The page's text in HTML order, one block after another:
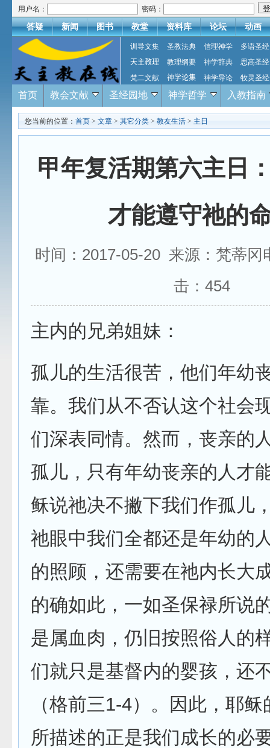
用户名： 密码：
答疑 新闻 图书 教堂 资料库 论坛 动画
训导文集 圣教法典 信理神学
多语圣经
天主教理
教理纲要 神学辞典
思高圣经
梵二文献
神学论集 神学导论 牧灵圣经
首页 教会文献 圣经园地 神学哲学 入教指南
您当前的位置： 首页 > 文章 > 其它分类 > 教友生活 > 主日
甲年复活期第六主日
才能遵守祂的
时间：2017-05-20 来源：梵蒂
击： 454
主内的兄弟姐妹：
孤儿的生活很苦，他们年幼
靠。我们从不否认这个社会
们深表同情。然而，丧亲的
孤儿，只有年幼丧亲的人才
稣说祂决不撇下我们作孤儿
祂眼中我们全都还是年幼的
的照顾，还需要在祂内长大
的确如此，一如圣保禄所说
是属血肉，仍旧按照俗人的
们就只是基督内的婴孩，还
（格前三1-4）。因此，耶
所描述的正是我们成长的必